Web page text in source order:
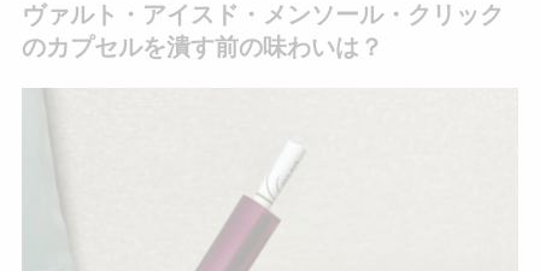
ヴァルト・アイスド・メンソール・クリック
のカプセルを潰す前の味わいは？